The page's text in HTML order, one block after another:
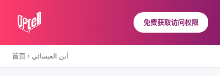
免费获取访问权限
首页 › أبن العيسائي